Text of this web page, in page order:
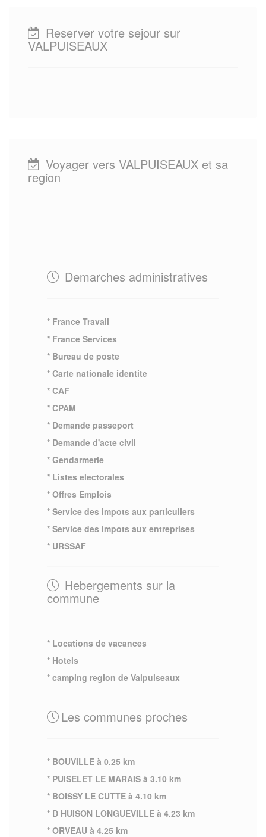
Reserver votre sejour sur
VALPUISEAUX
Voyager vers VALPUISEAUX et sa
region
Demarches administratives
* France Travail
* France Services
* Bureau de poste
* Carte nationale identite
* CAF
* CPAM
* Demande passeport
* Demande d'acte civil
* Gendarmerie
* Listes electorales
* Offres Emplois
* Service des impots aux particuliers
* Service des impots aux entreprises
* URSSAF
Hebergements sur la
commune
* Locations de vacances
* Hotels
* camping region de Valpuiseaux
Les communes proches
* BOUVILLE à 0.25 km
* PUISELET LE MARAIS à 3.10 km
* BOISSY LE CUTTE à 4.10 km
* D HUISON LONGUEVILLE à 4.23 km
* ORVEAU à 4.25 km